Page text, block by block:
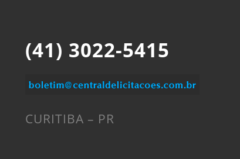
(41) 3022-5415
CURITIBA – PR